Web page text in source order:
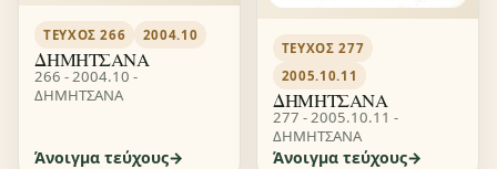
ΤΕΎΧΟΣ 266 2004.10
ΔΗΜΗΤΣΑΝΑ
266 - 2004.10 -
ΔΗΜΗΤΣΑΝΑ
Άνοιγμα τεύχους
ΤΕΎΧΟΣ 277
2005.10.11
ΔΗΜΗΤΣΑΝΑ
277 - 2005.10.11 -
ΔΗΜΗΤΣΑΝΑ
Άνοιγμα τεύχους